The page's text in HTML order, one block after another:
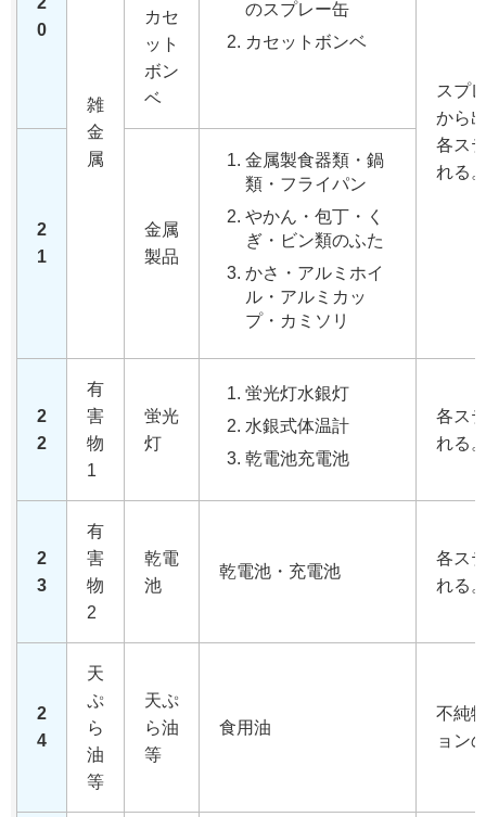
0
雑
金
属
カセ
ット
ボン
ベ
のスプレー缶
カセットボンベ
スプ
から
各ス
れる
2
1
金属
製品
金属製食器類・鍋
類・フライパン
やかん・包丁・く
ぎ・ビン類のふた
かさ・アルミホイ
ル・アルミカッ
プ・カミソリ
2
2
有
害
物
1
蛍光
灯
蛍光灯水銀灯
水銀式体温計
乾電池充電池
各ス
れる
2
3
有
害
物
2
乾電
池
乾電池・充電池
各ス
れる
2
4
天
ぷ
ら
油
等
天ぷ
ら油
等
食用油
不純
ョン